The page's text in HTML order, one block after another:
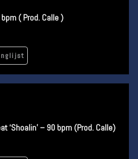
bpm ( Prod. Calle )
‘Shoalin’ – 90 bpm (Prod. Calle)